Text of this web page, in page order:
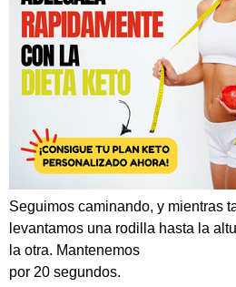
Seguimos caminando, y mientras
levantamos una rodilla hasta la
la otra. Mantenemos
por 20 segundos.